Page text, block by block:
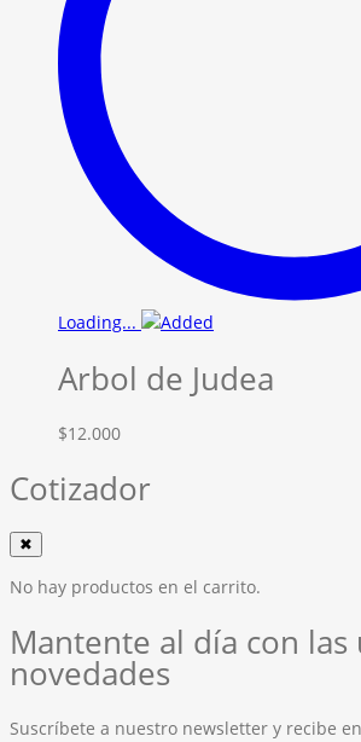
Loading...
Arbol de Judea
$12.000
Cotizador
✖
No hay productos en el carrito.
Mantente al día con las
novedades
Suscríbete a nuestro newsletter y recibe